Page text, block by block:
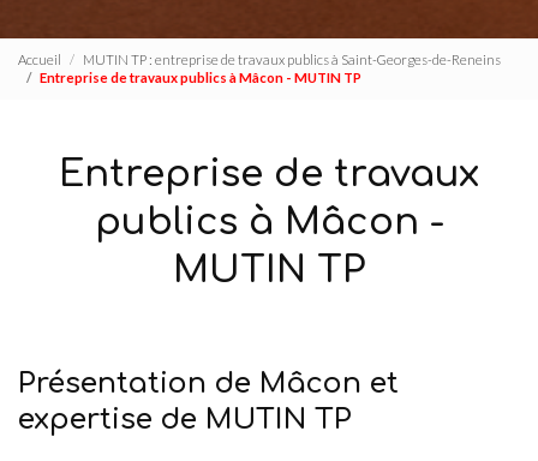
Accueil
MUTIN TP : entreprise de travaux publics à Saint-Georges-de-Reneins
Entreprise de travaux publics à Mâcon - MUTIN TP
Entreprise de travaux
publics à Mâcon -
MUTIN TP
Présentation de Mâcon et
expertise de MUTIN TP